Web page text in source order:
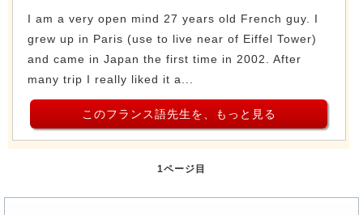
I am a very open mind 27 years old French guy. I
grew up in Paris (use to live near of Eiffel Tower)
and came in Japan the first time in 2002. After
many trip I really liked it a...
このフランス語先生を、もっと見る
1ページ目